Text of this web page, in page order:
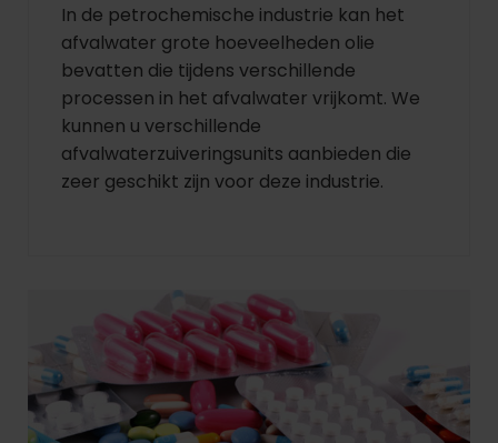
In de petrochemische industrie kan het
afvalwater grote hoeveelheden olie
bevatten die tijdens verschillende
processen in het afvalwater vrijkomt. We
kunnen u verschillende
afvalwaterzuiveringsunits aanbieden die
zeer geschikt zijn voor deze industrie.